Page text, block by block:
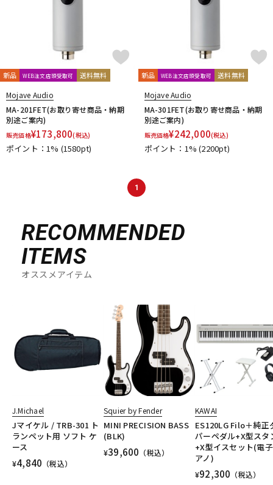
新品 WEB注文店頭受取可 送料無料
Mojave Audio
MA-201FET(お取り寄せ商品・納期
別途ご案内)
販売価格¥173,800(税込)
ポイント：1% (1580pt)
新品 WEB注文店頭受取可 送料無料
Mojave Audio
MA-301FET(お取り寄せ商品・納期
別途ご案内)
販売価格¥242,000(税込)
ポイント：1%(2200pt)
1
RECOMMENDED
ITEMS
オススメアイテム
J.Michael
Jマイケル / TRB-301 ト
ランペット用 ソフト ケ
ース
¥4,840 （税込）
Squier by Fender
MINI PRECISION BASS
(BLK)
¥39,600 （税込）
KAWAI
ES120LG Filo＋純正
パーペダル+X型スタ
+X型イスセット(電
アノ)
¥92,300 （税込）